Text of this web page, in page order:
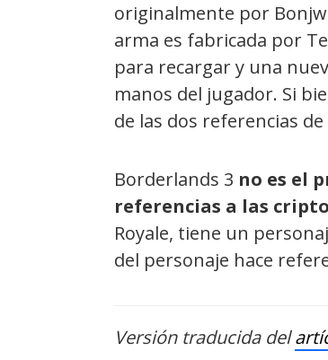
originalmente por
arma es fabricada por
para recargar y una
manos del jugador. Si
de las dos referencias
Borderlands 3 no es el
referencias a las
Royale, tiene un
del personaje hace
Versión traducida del